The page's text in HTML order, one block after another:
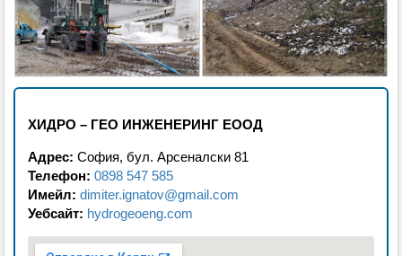
ХИДРО – ГЕО ИНЖЕНЕРИНГ ЕООД
Адрес: София, бул. Арсеналски 81
Телефон: 0898 547 585
Имейл: dimiter.ignatov@gmail.com
Уебсайт: hydrogeoeng.com